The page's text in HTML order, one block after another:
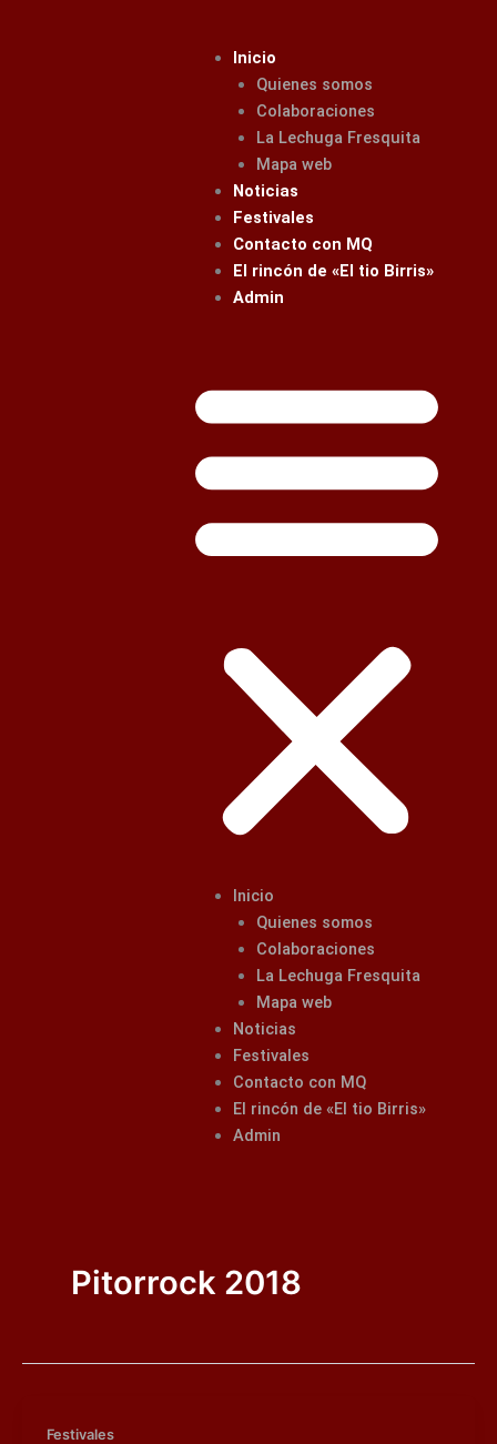
Inicio
Quienes somos
Colaboraciones
La Lechuga Fresquita
Mapa web
Noticias
Festivales
Contacto con MQ
El rincón de «El tio Birris»
Admin
Inicio
Quienes somos
Colaboraciones
La Lechuga Fresquita
Mapa web
Noticias
Festivales
Contacto con MQ
El rincón de «El tio Birris»
Admin
Pitorrock 2018
Festivales